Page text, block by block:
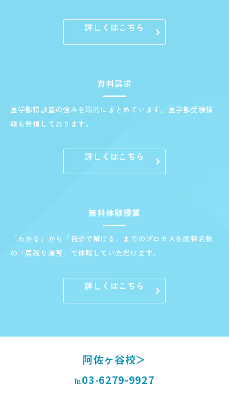
詳しくはこちら
資料請求
医学部特訓塾の強みを端的にまとめています。医学部受験情
報も発信しております。
詳しくはこちら
無料体験授業
「わかる」から「自分で解ける」までのプロセスを医特名物
の「居残り演習」で体験していただけます。
詳しくはこちら
阿佐ヶ谷校＞
℡03-6279-9927